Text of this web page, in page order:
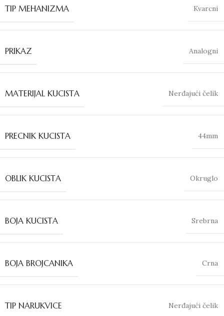
TIP MEHANIZMA Kvarcni
PRIKAZ Analogni
MATERIJAL KUCISTA Nerđajući čelik
PRECNIK KUCISTA 44mm
OBLIK KUCISTA Okruglo
BOJA KUCISTA Srebrna
BOJA BROJCANIKA Crna
TIP NARUKVICE Nerđajući čelik